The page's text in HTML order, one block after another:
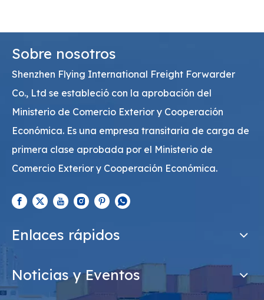
Sobre nosotros
Shenzhen Flying International Freight Forwarder
Co., Ltd se estableció con la aprobación del
Ministerio de Comercio Exterior y Cooperación
Económica. Es una empresa transitaria de carga de
primera clase aprobada por el Ministerio de
Comercio Exterior y Cooperación Económica.
Enlaces rápidos
Noticias y Eventos